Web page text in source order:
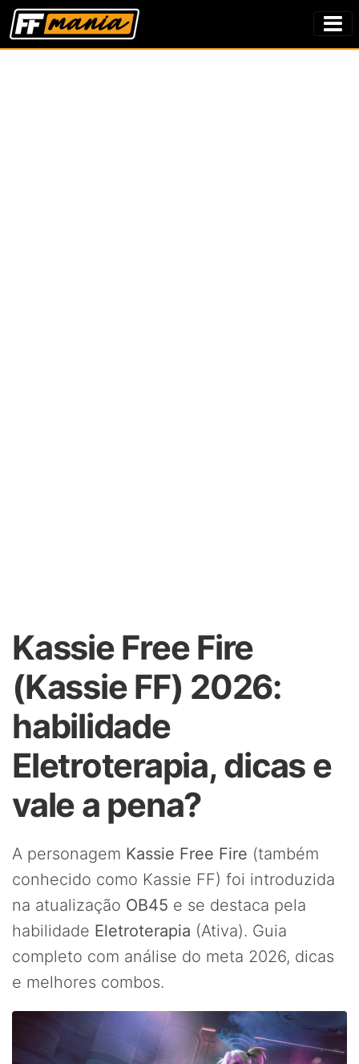
Kassie Free Fire
(Kassie FF) 2026:
habilidade
Eletroterapia, dicas e
vale a pena?
A personagem Kassie Free Fire (também
conhecido como Kassie FF) foi introduzida
na atualização OB45 e se destaca pela
habilidade Eletroterapia (Ativa). Guia
completo com análise do meta 2026, dicas
e melhores combos.